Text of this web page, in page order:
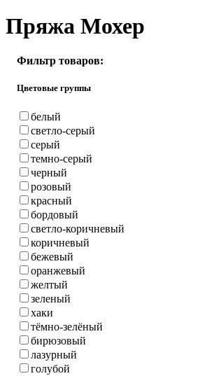
Пряжа Мохер
Фильтр товаров:
Цветовые группы
белый
светло-серый
серый
темно-серый
черный
розовый
красный
бордовый
светло-коричневый
коричневый
бежевый
оранжевый
желтый
зеленый
хаки
тёмно-зелёный
бирюзовый
лазурный
голубой